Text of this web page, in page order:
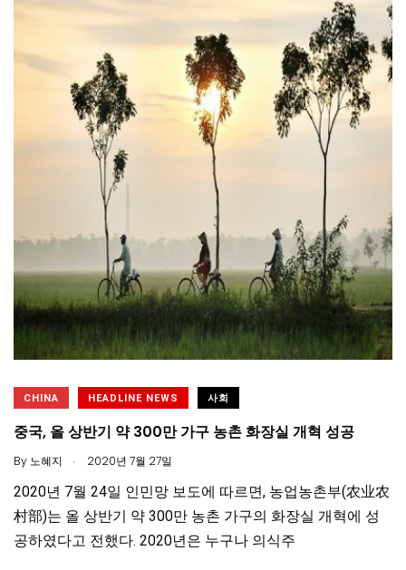
CHINA HEADLINE NEWS 사회
중국, 올 상반기 약 300만 가구 농촌 화장실 개혁 성공
By 노혜지 . 2020년 7월 27일
2020년 7월 24일 인민망 보도에 따르면, 농업농촌부(农业农
村部)는 올 상반기 약 300만 농촌 가구의 화장실 개혁에 성
공하였다고 전했다. 2020년은 누구나 의식주